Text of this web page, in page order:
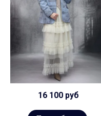
16 100 руб